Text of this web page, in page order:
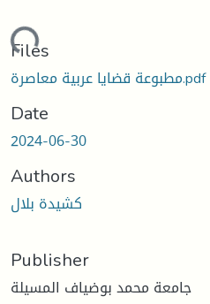
Files
مطبوعة قضايا عربية معاصرة.pdf
Date
2024-06-30
Authors
كشيدة بلال
Publisher
جامعة محمد بوضياف المسيلة